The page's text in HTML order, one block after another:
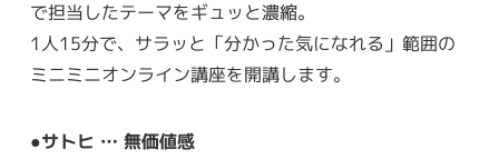
で担当したテーマをギュッと濃縮。
1人15分で、サラッと「分かった気になれる」範囲の
ミニミニオンライン講座を開講します。
●サトヒ … 無価値感